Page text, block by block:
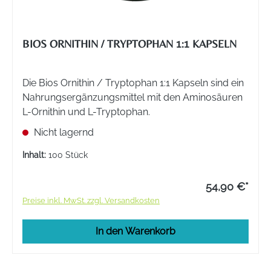
BIOS ORNITHIN / TRYPTOPHAN 1:1 KAPSELN
Die Bios Ornithin / Tryptophan 1:1 Kapseln sind ein
Nahrungsergänzungsmittel mit den Aminosäuren
L-Ornithin und L-Tryptophan.
Nicht lagernd
Inhalt: 100 Stück
54,90 €*
Preise inkl. MwSt. zzgl. Versandkosten
In den Warenkorb